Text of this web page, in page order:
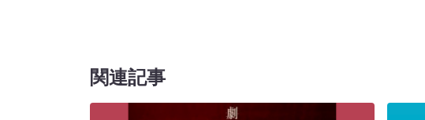
関連記事